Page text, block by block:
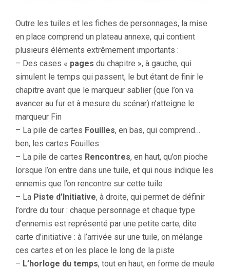
Outre les tuiles et les fiches de personnages, la mise
en place comprend un plateau annexe, qui contient
plusieurs éléments extrêmement importants :
– Des cases « pages du chapitre », à gauche, qui
simulent le temps qui passent, le but étant de finir le
chapitre avant que le marqueur sablier (que l’on va
avancer au fur et à mesure du scénar) n’atteigne le
marqueur Fin
– La pile de cartes Fouilles, en bas, qui comprend…
ben, les cartes Fouilles
– La pile de cartes Rencontres, en haut, qu’on pioche
lorsque l’on entre dans une tuile, et qui nous indique les
ennemis que l’on rencontre sur cette tuile
– La Piste d’Initiative, à droite, qui permet de définir
l’ordre du tour : chaque personnage et chaque type
d’ennemis est représenté par une petite carte, dite
carte d’initiative : à l’arrivée sur une tuile, on mélange
ces cartes et on les place le long de la piste
– L’horloge du temps, tout en haut, en forme de meule